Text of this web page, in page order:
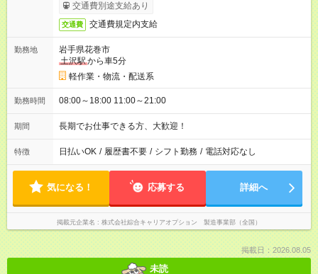
交通費別途支給あり
交通費 交通費規定内支給
勤務地
岩手県花巻市
土沢駅から車5分
軽作業・物流・配送系
勤務時間 08:00～18:00 11:00～21:00
期間 長期でお仕事できる方、大歓迎！
特徴 日払いOK / 履歴書不要 / シフト勤務 / 電話対応なし
気になる！ 応募する 詳細へ
掲載元企業名 株式会社綜合キャリアオプション 製造事業部（全国）
掲載日：2026.08.05
未読